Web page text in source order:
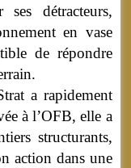
ses détracteurs,
en vase
de répondre
a rapidement
à l’OFB, elle a
structurants,
action dans une